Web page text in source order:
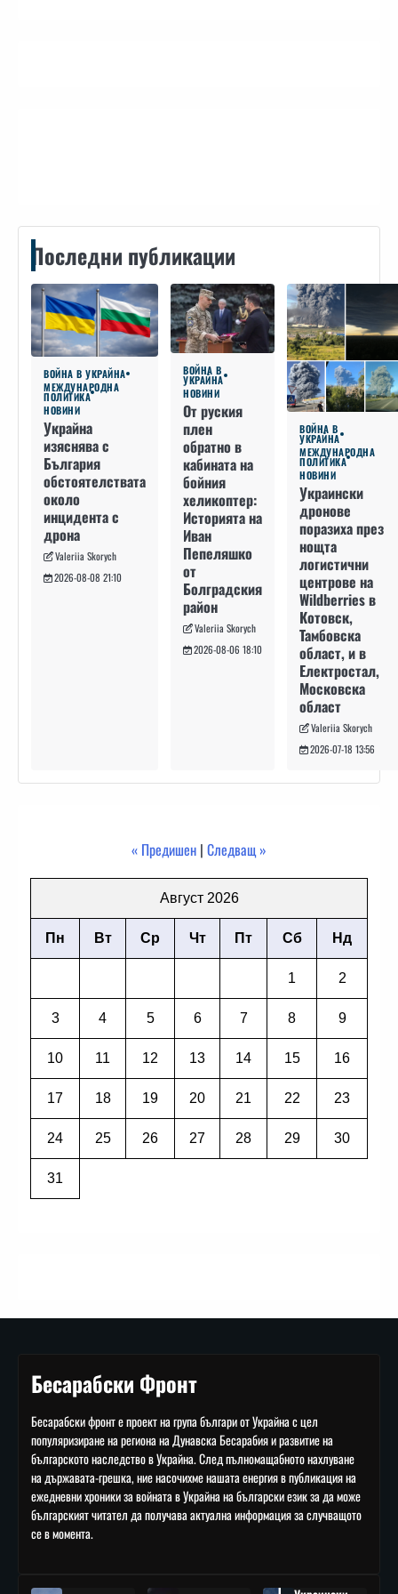
Последни публикации
ВОЙНА В УКРАЙНА
МЕЖДУНАРОДНА
ПОЛИТИКА
НОВИНИ
Украйна
изяснява с
България
обстоятелствата
около
инцидента с
дрона
Valeriia Skorych
2026-08-08 21:10
ВОЙНА В
УКРАЙНА
НОВИНИ
От руския
плен
обратно в
кабината на
бойния
хеликоптер:
Историята на
Иван
Пепеляшко
от
Болградския
район
Valeriia Skorych
2026-08-06 18:10
ВОЙНА В
УКРАЙНА
МЕЖДУНАРОДНА
ПОЛИТИКА
НОВИНИ
Украински
дронове
поразиха през
нощта
логистични
центрове на
Wildberries в
Котовск,
Тамбовска
област, и в
Електростал,
Московска
област
Valeriia Skorych
2026-07-18 13:56
« Предишен | Следващ »
Август 2026
Пн Вт Ср Чт Пт Сб Нд
1 2
3 4 5 6 7 8 9
10 11 12 13 14 15 16
17 18 19 20 21 22 23
24 25 26 27 28 29 30
31
Бесарабски Фронт
Бесарабски фронт е проект на група българи от Украйна с цел
популяризиране на региона на Дунавска Бесарабия и развитие на
българското наследство в Украйна. След пълномащабното нахлуване
на държавата-грешка, ние насочихме нашата енергия в публикация на
ежедневни хроники за войната в Украйна на български език за да може
българският читател да получава актуална информация за случващото
се в момента.